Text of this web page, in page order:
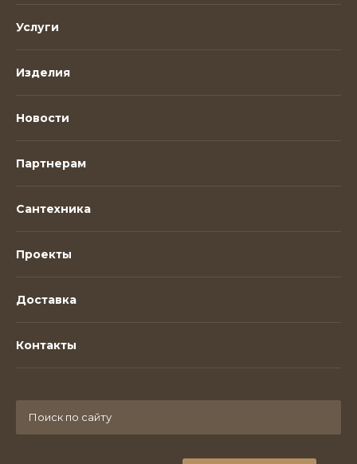
Услуги
Изделия
Новости
Партнерам
Сантехника
Проекты
Доставка
Контакты